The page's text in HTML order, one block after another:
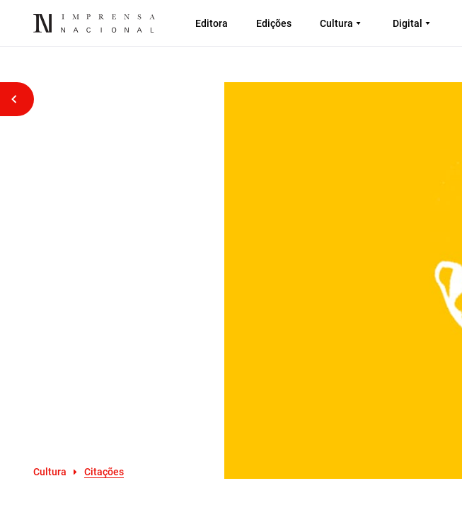
Editora Edições Cultura Digital
Voltar atrás
Cultura Citações